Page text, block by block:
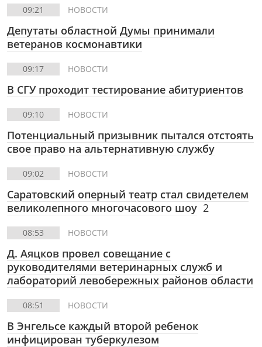
09:21 НОВОСТИ
Депутаты областной Думы принимали
ветеранов космонавтики
09:17 НОВОСТИ
В СГУ проходит тестирование абитуриентов
09:10 НОВОСТИ
Потенциальный призывник пытался отстоять
свое право на альтернативную службу
09:02 НОВОСТИ
Саратовский оперный театр стал свидетелем
великолепного многочасового шоу 2
08:53 НОВОСТИ
Д. Аяцков провел совещание с
руководителями ветеринарных служб и
лабораторий левобережных районов области
08:51 НОВОСТИ
В Энгельсе каждый второй ребенок
инфицирован туберкулезом